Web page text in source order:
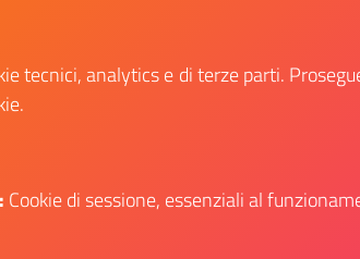
dell’UE con i Giovani
Sport e i Giovani.
Il link ti porterà ad avere maggiori
tecnici, analytics e di terze parti.
Cookie di sessione, essenziali al